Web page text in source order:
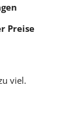
Preise
viel.